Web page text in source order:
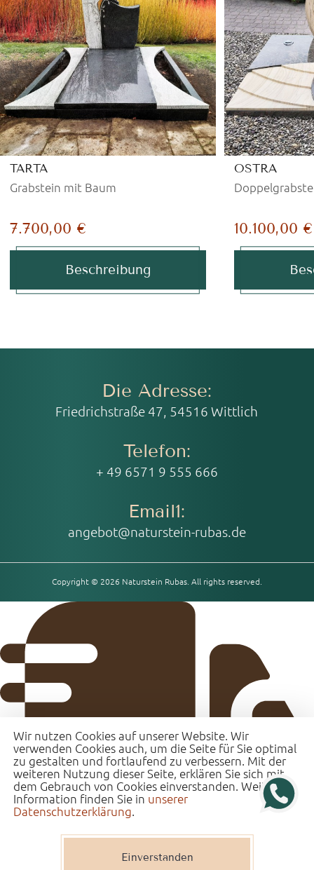
TARTA
Grabstein mit Baum
7.700,00 €
Beschreibung
OSTRA
10.100,00 €
Die Adresse:
Friedrichstraße 47, 54516 Wittlich
Telefon:
+ 49 6571 9 555 666
Email1:
angebot@naturstein-rubas.de
Copyright © 2026 Naturstein Rubas. All rights reserved.
Wir nutzen Cookies auf unserer Website. Wir
verwenden Cookies auch, um die Seite für Sie optimal
zu gestalten und fortlaufend zu verbessern. Mit der
weiteren Nutzung dieser Seite, erklären Sie sich mit
dem Gebrauch von Cookies einverstanden. Weitere
Information finden Sie in unserer
Datenschutzerklärung.
Einverstanden